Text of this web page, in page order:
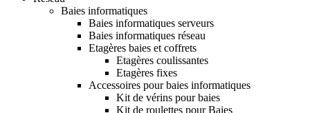
Baies informatiques
Baies informatiques serveurs
Baies informatiques réseau
Etagères baies et coffrets
Etagères coulissantes
Etagères fixes
Accessoires pour baies informatiques
Kit de vérins pour baies
Kit de roulettes pour Baies